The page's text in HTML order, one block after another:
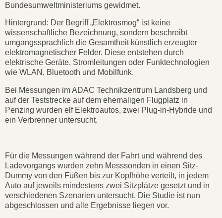
Bundesumweltministeriums gewidmet.
Hintergrund: Der Begriff „Elektrosmog“ ist keine
wissenschaftliche Bezeichnung, sondern beschreibt
umgangssprachlich die Gesamtheit künstlich erzeugter
elektromagnetischer Felder. Diese entstehen durch
elektrische Geräte, Stromleitungen oder Funktechnologien
wie WLAN, Bluetooth und Mobilfunk.
Bei Messungen im ADAC Technikzentrum Landsberg und
auf der Teststrecke auf dem ehemaligen Flugplatz in
Penzing wurden elf Elektroautos, zwei Plug-in-Hybride und
ein Verbrenner untersucht.
Für die Messungen während der Fahrt und während des
Ladevorgangs wurden zehn Messsonden in einen Sitz-
Dummy von den Füßen bis zur Kopfhöhe verteilt, in jedem
Auto auf jeweils mindestens zwei Sitzplätze gesetzt und in
verschiedenen Szenarien untersucht. Die Studie ist nun
abgeschlossen und alle Ergebnisse liegen vor.